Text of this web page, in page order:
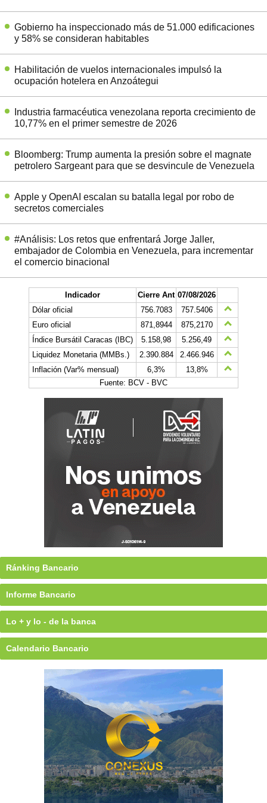
Gobierno ha inspeccionado más de 51.000 edificaciones
y 58% se consideran habitables
Habilitación de vuelos internacionales impulsó la
ocupación hotelera en Anzoátegui
Industria farmacéutica venezolana reporta crecimiento de
10,77% en el primer semestre de 2026
Bloomberg: Trump aumenta la presión sobre el magnate
petrolero Sargeant para que se desvincule de Venezuela
Apple y OpenAI escalan su batalla legal por robo de
secretos comerciales
#Análisis: Los retos que enfrentará Jorge Jaller,
embajador de Colombia en Venezuela, para incrementar
el comercio binacional
Indicador Cierre Ant 07/08/2026
Dólar oficial
756.7083
757.5406
Euro oficial
871,8944
875,2170
Índice Bursátil Caracas (IBC)
5.158,98
5.256,49
Liquidez Monetaria (MMBs.)
2.390.884
2.466.946
Inflación (Var% mensual)
6,3%
13,8%
Fuente: BCV - BVC
Ránking Bancario
Informe Bancario
Lo + y lo - de la banca
Calendario Bancario